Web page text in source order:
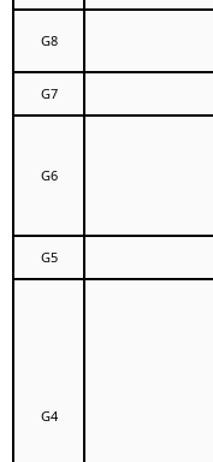
G8
G7
G6
G5
G4